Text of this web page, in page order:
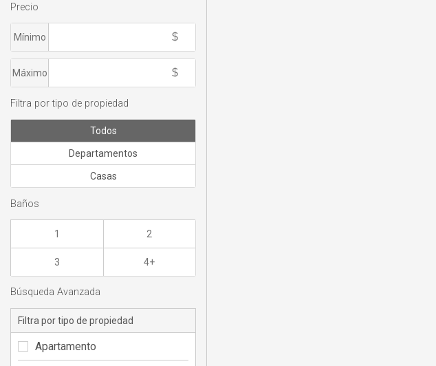
Precio
Mínimo
Máximo
Filtra por tipo de propiedad
Todos
Departamentos
Casas
Baños
1 2
3 4+
Búsqueda Avanzada
Filtra por tipo de propiedad
Apartamento